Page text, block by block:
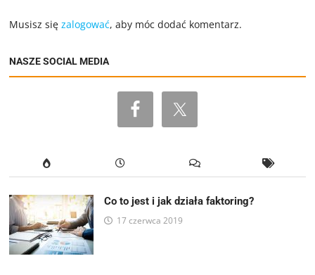
Musisz sięzalogować, aby móc dodać komentarz.
NASZE SOCIAL MEDIA
Co to jest i jak działa faktoring?
17 czerwca 2019